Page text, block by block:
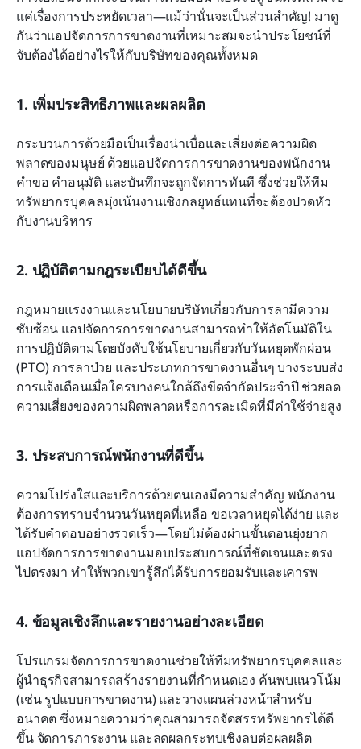
แค่เรื่องการประหยัดเวลา—แม้ว่านั่นจะเป็นส่วนสำคัญ! มาดู
กันว่าแอปจัดการการขาดงานที่เหมาะสมจะนำประโยชน์ที่
จับต้องได้อย่างไรให้กับบริษัทของคุณทั้งหมด
1. เพิ่มประสิทธิภาพและผลผลิต
กระบวนการด้วยมือเป็นเรื่องน่าเบื่อและเสี่ยงต่อความผิด
พลาดของมนุษย์ ด้วยแอปจัดการการขาดงานของพนักงาน
คำขอ คำอนุมัติ และบันทึกจะถูกจัดการทันที ซึ่งช่วยให้ทีม
ทรัพยากรบุคคลมุ่งเน้นงานเชิงกลยุทธ์แทนที่จะต้องปวดหัว
กับงานบริหาร
2. ปฏิบัติตามกฎระเบียบได้ดีขึ้น
กฎหมายแรงงานและนโยบายบริษัทเกี่ยวกับการลามีความ
ซับซ้อน แอปจัดการการขาดงานสามารถทำให้อัตโนมัติใน
การปฏิบัติตามโดยบังคับใช้นโยบายเกี่ยวกับวันหยุดพักผ่อน
(PTO) การลาป่วย และประเภทการขาดงานอื่นๆ บางระบบส่ง
การแจ้งเตือนเมื่อใครบางคนใกล้ถึงขีดจำกัดประจำปี ช่วยลด
ความเสี่ยงของความผิดพลาดหรือการละเมิดที่มีค่าใช้จ่ายสูง
3. ประสบการณ์พนักงานที่ดีขึ้น
ความโปร่งใสและบริการด้วยตนเองมีความสำคัญ พนักงาน
ต้องการทราบจำนวนวันหยุดที่เหลือ ขอเวลาหยุดได้ง่าย และ
ได้รับคำตอบอย่างรวดเร็ว—โดยไม่ต้องผ่านขั้นตอนยุ่งยาก
แอปจัดการการขาดงานมอบประสบการณ์ที่ชัดเจนและตรง
ไปตรงมา ทำให้พวกเขารู้สึกได้รับการยอมรับและเคารพ
4. ข้อมูลเชิงลึกและรายงานอย่างละเอียด
โปรแกรมจัดการการขาดงานช่วยให้ทีมทรัพยากรบุคคลและ
ผู้นำธุรกิจสามารถสร้างรายงานที่กำหนดเอง ค้นพบแนวโน้ม
(เช่น รูปแบบการขาดงาน) และวางแผนล่วงหน้าสำหรับ
อนาคต ซึ่งหมายความว่าคุณสามารถจัดสรรทรัพยากรได้ดี
ขึ้น จัดการภาระงาน และลดผลกระทบเชิงลบต่อผลผลิต